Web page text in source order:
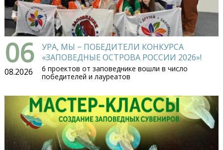
06
08.2026
УРА, МЫ − ПОБЕДИТЕЛИ КОНКУРСА
«ЗАПОВЕДНЫЕ ОСТРОВА РОССИИ 2026»!
6 проектов от заповеднике вошли в число
победителей и лауреатов